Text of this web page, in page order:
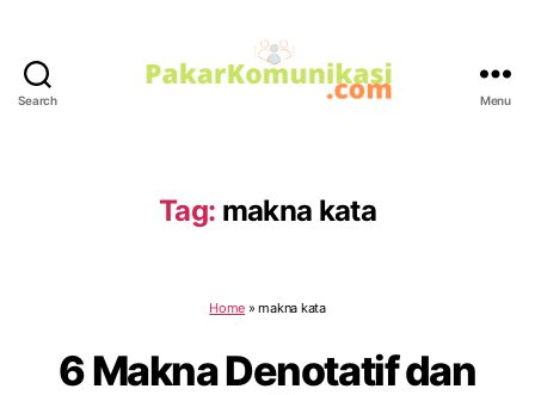
Search Menu
Tag: makna kata
Home »makna kata
6 Makna Denotatif dan